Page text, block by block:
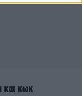
και κωκ